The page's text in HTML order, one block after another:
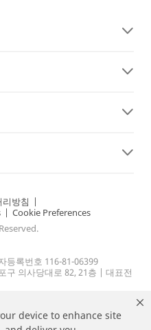
device to enhance site
방침 |
| Cookie Preferences
등록번호 116-81-06399
구 의사당대로 82, 21층 | 대표전